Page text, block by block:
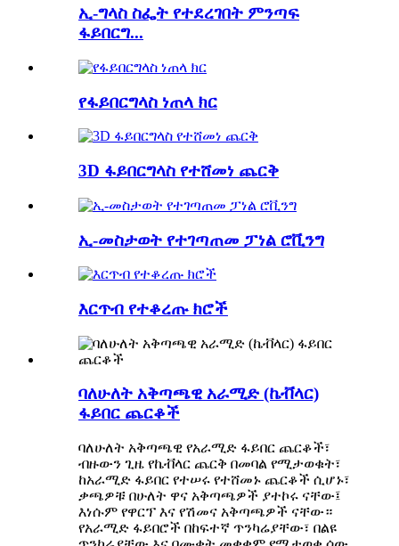
ኢ-ግላስ ስፌት የተደረገበት ምንጣፍ
ፋይበርግ...
የፋይበርግላስ ነጠላ ክር
3D ፋይበርግላስ የተሸመነ ጨርቅ
ኢ-መስታወት የተገጣጠመ ፓነል ሮቪንግ
እርጥብ የተቆረጡ ክሮች
ባለሁለት አቅጣጫዊ አራሚድ (ኬቭላር)
ፋይበር ጨርቆች
ባለሁለት አቅጣጫዊ የአራሚድ ፋይበር ጨርቆች፣
ብዙውን ጊዜ የኬቭላር ጨርቅ በመባል የሚታወቁት፣
ከአራሚድ ፋይበር የተሠሩ የተሸመኑ ጨርቆች ሲሆኑ፣
ቃጫዎቹ በሁለት ዋና አቅጣጫዎች ያተኮሩ ናቸው፤
እነሱም የዋርፕ እና የሽመና አቅጣጫዎች ናቸው።
የአራሚድ ፋይበሮች በከፍተኛ ጥንካሬያቸው፣ በልዩ